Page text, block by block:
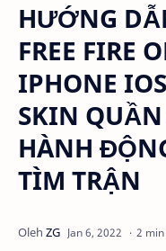
HƯỚNG
FREE FIRE
IPHONE
SKIN
HÀNH
TÌM TRẬN
2